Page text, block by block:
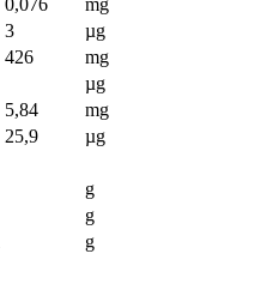
3
µg
426
mg
µg
5,84
mg
25,9
µg
g
g
g